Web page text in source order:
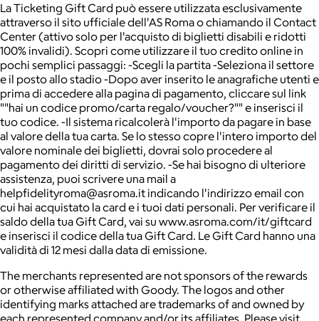
La Ticketing Gift Card può essere utilizzata esclusivamente
attraverso il sito ufficiale dell'AS Roma o chiamando il Contact
Center (attivo solo per l'acquisto di biglietti disabili e ridotti
100% invalidi). Scopri come utilizzare il tuo credito online in
pochi semplici passaggi: -Scegli la partita -Seleziona il settore
e il posto allo stadio -Dopo aver inserito le anagrafiche utenti e
prima di accedere alla pagina di pagamento, cliccare sul link
""hai un codice promo/carta regalo/voucher?"" e inserisci il
tuo codice. -Il sistema ricalcolerà l'importo da pagare in base
al valore della tua carta. Se lo stesso copre l'intero importo del
valore nominale dei biglietti, dovrai solo procedere al
pagamento dei diritti di servizio. -Se hai bisogno di ulteriore
assistenza, puoi scrivere una mail a
helpfidelityroma@asroma.it indicando l'indirizzo email con
cui hai acquistato la card e i tuoi dati personali. Per verificare il
saldo della tua Gift Card, vai su www.asroma.com/it/giftcard
e inserisci il codice della tua Gift Card. Le Gift Card hanno una
validità di 12 mesi dalla data di emissione.
The merchants represented are not sponsors of the rewards
or otherwise affiliated with Goody. The logos and other
identifying marks attached are trademarks of and owned by